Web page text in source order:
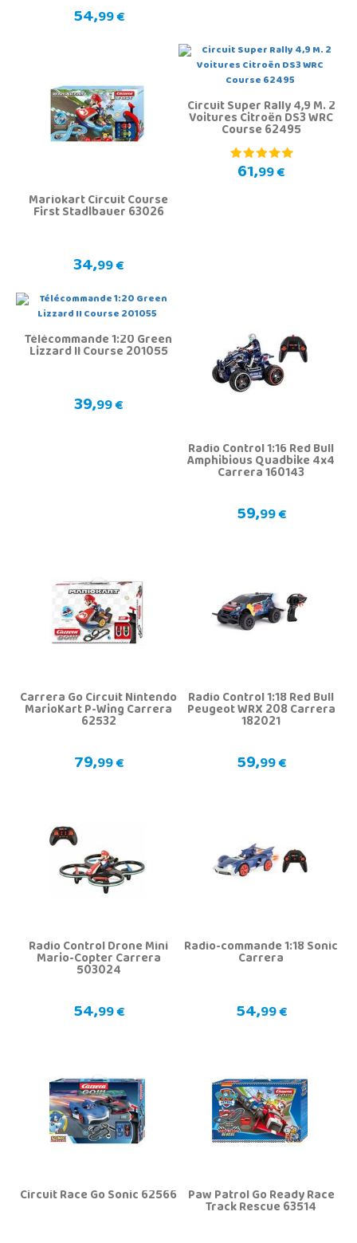
54,99 €
Mariokart Circuit Course
First Stadlbauer 63026
34,99 €
Circuit Super Rally 4,9 M. 2
Voitures Citroën DS3 WRC
Course 62495
61,99 €
Télécommande 1:20 Green
Lizzard II Course 201055
39,99 €
Radio Control 1:16 Red Bull
Amphibious Quadbike 4x4
Carrera 160143
59,99 €
Carrera Go Circuit Nintendo
MarioKart P-Wing Carrera
62532
79,99 €
Radio Control 1:18 Red Bull
Peugeot WRX 208 Carrera
182021
59,99 €
Radio Control Drone Mini
Mario-Copter Carrera
503024
54,99 €
Radio-commande 1:18 Sonic
Carrera
54,99 €
Circuit Race Go Sonic 62566 Paw Patrol Go Ready Race
Track Rescue 63514